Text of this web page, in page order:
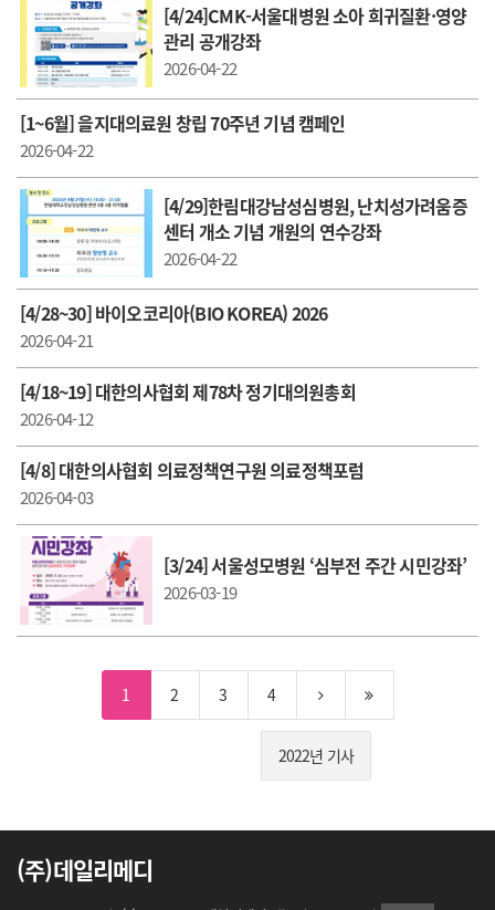
[4/24]CMK-서울대병원 소아 희귀질환·영양
관리 공개강좌
2026-04-22
[1~6월] 을지대의료원 창립 70주년 기념 캠페인
2026-04-22
[4/29]한림대강남성심병원, 난치성가려움증
센터 개소 기념 개원의 연수강좌
2026-04-22
[4/28~30] 바이오코리아(BIO KOREA) 2026
2026-04-21
[4/18~19] 대한의사협회 제78차 정기대의원총회
2026-04-12
[4/8] 대한의사협회 의료정책연구원 의료정책포럼
2026-04-03
[3/24] 서울성모병원 ‘심부전 주간 시민강좌’
2026-03-19
1 2 3 4
2022년 기사
(주)데일리메디